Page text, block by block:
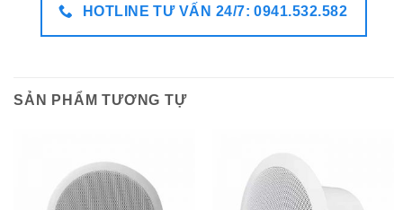
HOTLINE TƯ VẤN 24/7: 0941.532.582
SẢN PHẨM TƯƠNG TỰ